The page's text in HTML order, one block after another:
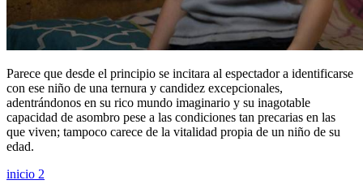
Parece que desde el principio se incitara al espectador a identificarse
con ese niño de una ternura y candidez excepcionales,
adentrándonos en su rico mundo imaginario y su inagotable
capacidad de asombro pese a las condiciones tan precarias en las
que viven; tampoco carece de la vitalidad propia de un niño de su
edad.
inicio 2